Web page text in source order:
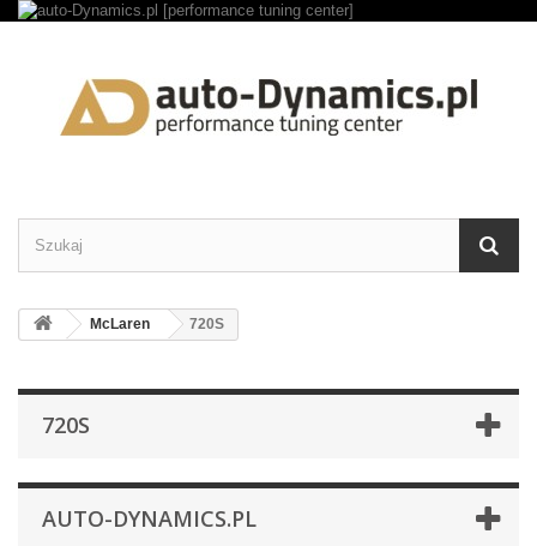
McLaren 720S
720S
AUTO-DYNAMICS.PL